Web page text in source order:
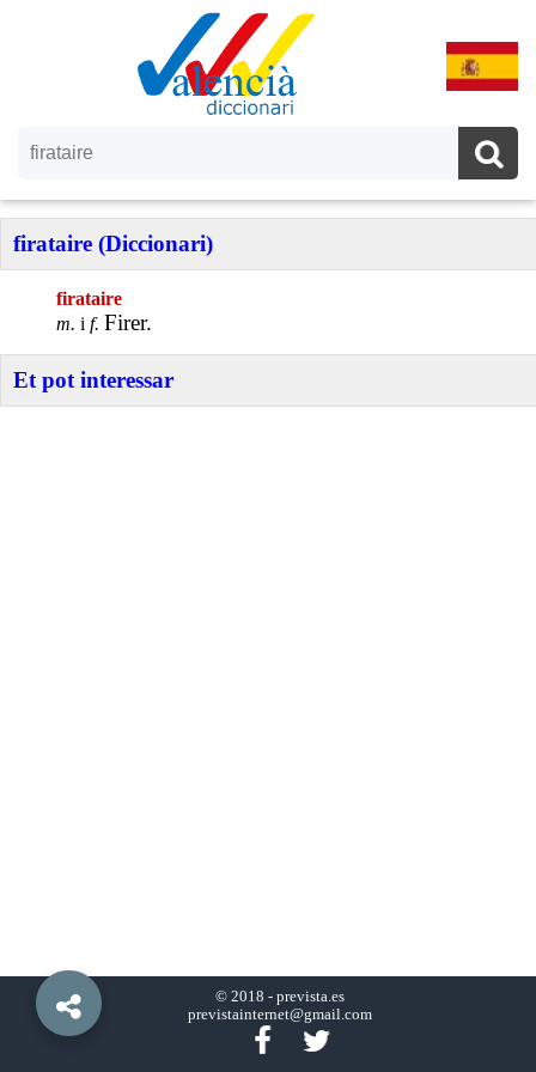
firataire (Diccionari)
firataire
m.i f. Firer.
Et pot interessar
© 2018 - prevista.es
previstainternet@gmail.com